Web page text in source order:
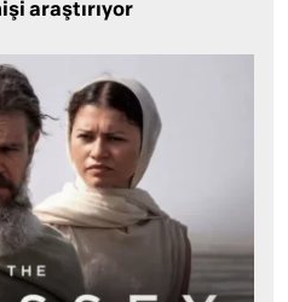
araştırıyor